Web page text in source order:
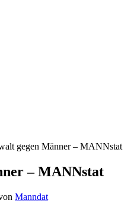
gegen Männer – MANNstat
– MANNstat
Manndat